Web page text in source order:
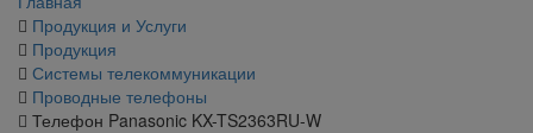
Продукция и Услуги
Продукция
Системы телекоммуникации
Проводные телефоны
Телефон Panasonic KX-TS2363RU-W